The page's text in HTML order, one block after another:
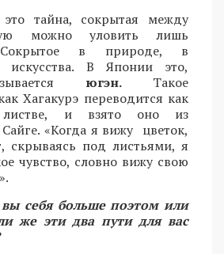
тайна, сокрытая между
можно уловить лишь
Сокрытое в природе, в
искусства. В Японии это,
югэн.Такое
Хагакурэ переводится как
и взято оно из
«Когда я вижу цветок,
скрываясь под листьями, я
чувство, словно вижу свою
вы себя больше поэтом или
же эти два пути для вас